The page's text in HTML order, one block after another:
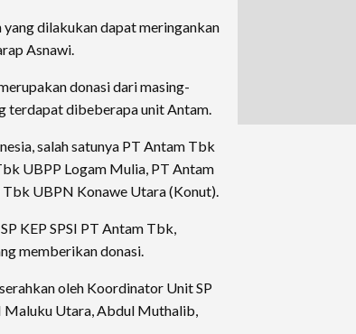
yang dilakukan dapat meringankan
Asnawi.
donasi dari masing-
terdapat dibeberapa unit Antam.
salah satunya PT Antam Tbk
UBPP Logam Mulia, PT Antam
UBPN Konawe Utara (Konut).
KEP SPSI PT Antam Tbk,
memberikan donasi.
oleh Koordinator Unit SP
Utara, Abdul Muthalib,